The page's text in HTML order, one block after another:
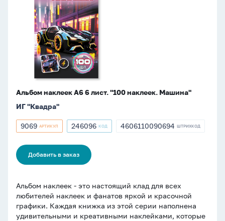
наклеек.
Машина"
Альбом наклеек А6 6 лист. "100 наклеек. Машина"
ИГ "Квадра"
Артикул
9069 АРТИКУЛ
Артикул
246096 КОД
ШТРИХКОД
4606110090694 ШТРИХКОД
Добавить в заказ
Альбом наклеек - это настоящий клад для всех
любителей наклеек и фанатов яркой и красочной
графики. Каждая книжка из этой серии наполнена
удивительными и креативными наклейками, которые